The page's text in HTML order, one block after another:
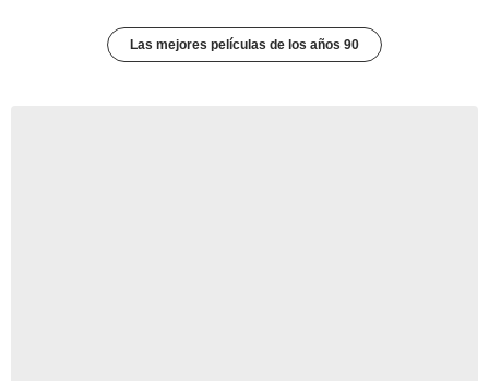
Las mejores películas de los años 90